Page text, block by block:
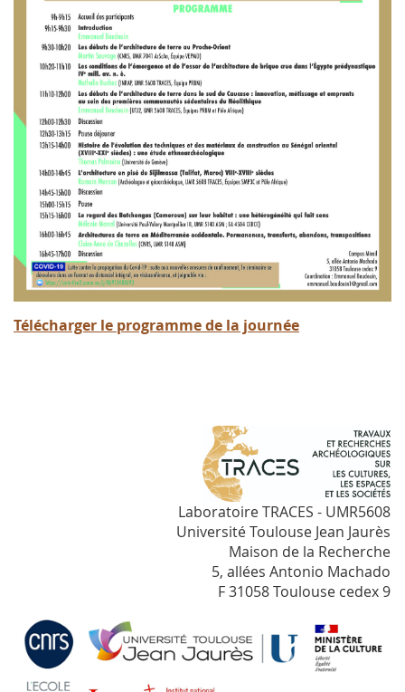
Télécharger le programme de la journée
Laboratoire TRACES - UMR5608
Université Toulouse Jean Jaurès
Maison de la Recherche
5, allées Antonio Machado
F 31058 Toulouse cedex 9